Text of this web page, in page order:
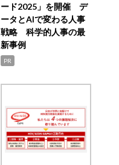
ード2025」を開催 デ
ータとAIで変わる人事
戦略 科学的人事の最
新事例
PR